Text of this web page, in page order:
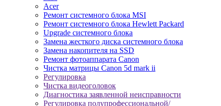
Acer
Ремонт системного блока MSI
Ремонт системного блока Hewlett Packard
Upgrade системного блока
Замена жесткого диска системного блока
Замена накопителя на SSD
Ремонт фотоаппарата Canon
Чистка матрицы Canon 5d mark ii
Регулировка
Чистка видеоголовок
Диагностика заявленной неисправности
Регулировка полупрофессиональной/